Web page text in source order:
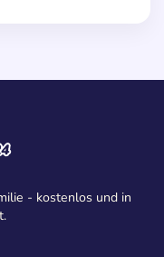
- kostenlos und in